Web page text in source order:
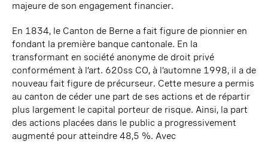
majeure de son engagement financier.
En 1834, le Canton de Berne a fait figure de pionnier en
fondant la première banque cantonale. En la
transformant en société anonyme de droit privé
conformément à l’art. 620ss CO, à l’automne 1998, il a de
nouveau fait figure de précurseur. Cette mesure a permis
au canton de céder une part de ses actions et de répartir
plus largement le capital porteur de risque. Ainsi, la part
des actions placées dans le public a progressivement
augmenté pour atteindre 48,5 %. Avec